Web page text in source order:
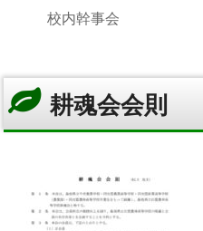
校内幹事会
耕魂会会則